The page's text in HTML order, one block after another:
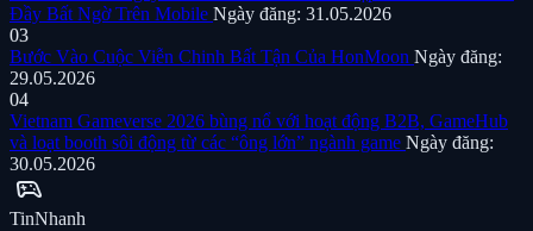
Đầy Bất Ngờ Trên Mobile Ngày đăng: 31.05.2026
03
Bước Vào Cuộc Viễn Chinh Bất Tận Của HonMoon Ngày đăng:
29.05.2026
04
Vietnam Gameverse 2026 bùng nổ với hoạt động B2B, GameHub
và loạt booth sôi động từ các “ông lớn” ngành game Ngày đăng:
30.05.2026
sports_esports
TinNhanh